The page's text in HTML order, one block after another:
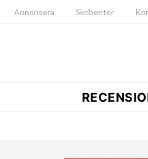
Annonsera Skribenter